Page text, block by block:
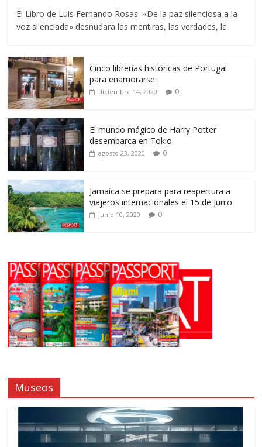
El Libro de Luis Fernando Rosas «De la paz silenciosa a la
voz silenciada» desnudara las mentiras, las verdades, la
Cinco librerías históricas de Portugal
para enamorarse.
diciembre 14, 2020 0
El mundo mágico de Harry Potter
desembarca en Tokio
agosto 23, 2020 0
Jamaica se prepara para reapertura a
viajeros internacionales el 15 de Junio
junio 10, 2020 0
Museos